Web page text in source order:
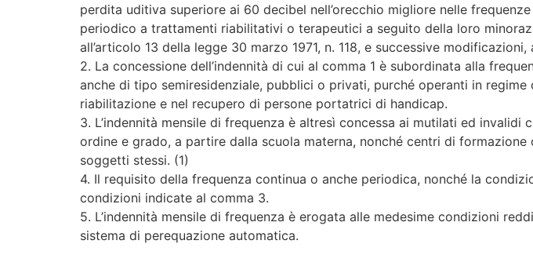
perdita uditiva superiore ai 60 decibel nell’orecchio migliore nelle
periodico a trattamenti riabilitativi o terapeutici a seguito della loro
all’articolo 13 della legge 30 marzo 1971, n. 118, e successive
2. La concessione dell’indennità di cui al comma 1 è subordinata alla
anche di tipo semiresidenziale, pubblici o privati, purché operanti in
riabilitazione e nel recupero di persone portatrici di handicap.
3. L’indennità mensile di frequenza è altresì concessa ai mutilati ed
ordine e grado, a partire dalla scuola materna, nonché centri di
soggetti stessi. (1)
4. Il requisito della frequenza continua o anche periodica, nonché la
condizioni indicate al comma 3.
5. L’indennità mensile di frequenza è erogata alle medesime condizioni
sistema di perequazione automatica.